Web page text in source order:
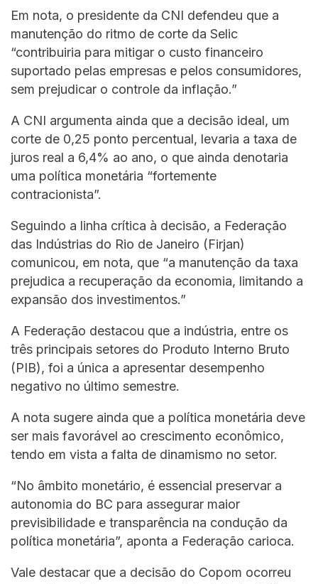
Em nota, o presidente da CNI defendeu que a
manutenção do ritmo de corte da Selic
“contribuiria para mitigar o custo financeiro
suportado pelas empresas e pelos consumidores,
sem prejudicar o controle da inflação.”
A CNI argumenta ainda que a decisão ideal, um
corte de 0,25 ponto percentual, levaria a taxa de
juros real a 6,4% ao ano, o que ainda denotaria
uma política monetária “fortemente
contracionista”.
Seguindo a linha crítica à decisão, a Federação
das Indústrias do Rio de Janeiro (Firjan)
comunicou, em nota, que “a manutenção da taxa
prejudica a recuperação da economia, limitando a
expansão dos investimentos.”
A Federação destacou que a indústria, entre os
três principais setores do Produto Interno Bruto
(PIB), foi a única a apresentar desempenho
negativo no último semestre.
A nota sugere ainda que a política monetária deve
ser mais favorável ao crescimento econômico,
tendo em vista a falta de dinamismo no setor.
“No âmbito monetário, é essencial preservar a
autonomia do BC para assegurar maior
previsibilidade e transparência na condução da
política monetária”, aponta a Federação carioca.
Vale destacar que a decisão do Copom ocorreu